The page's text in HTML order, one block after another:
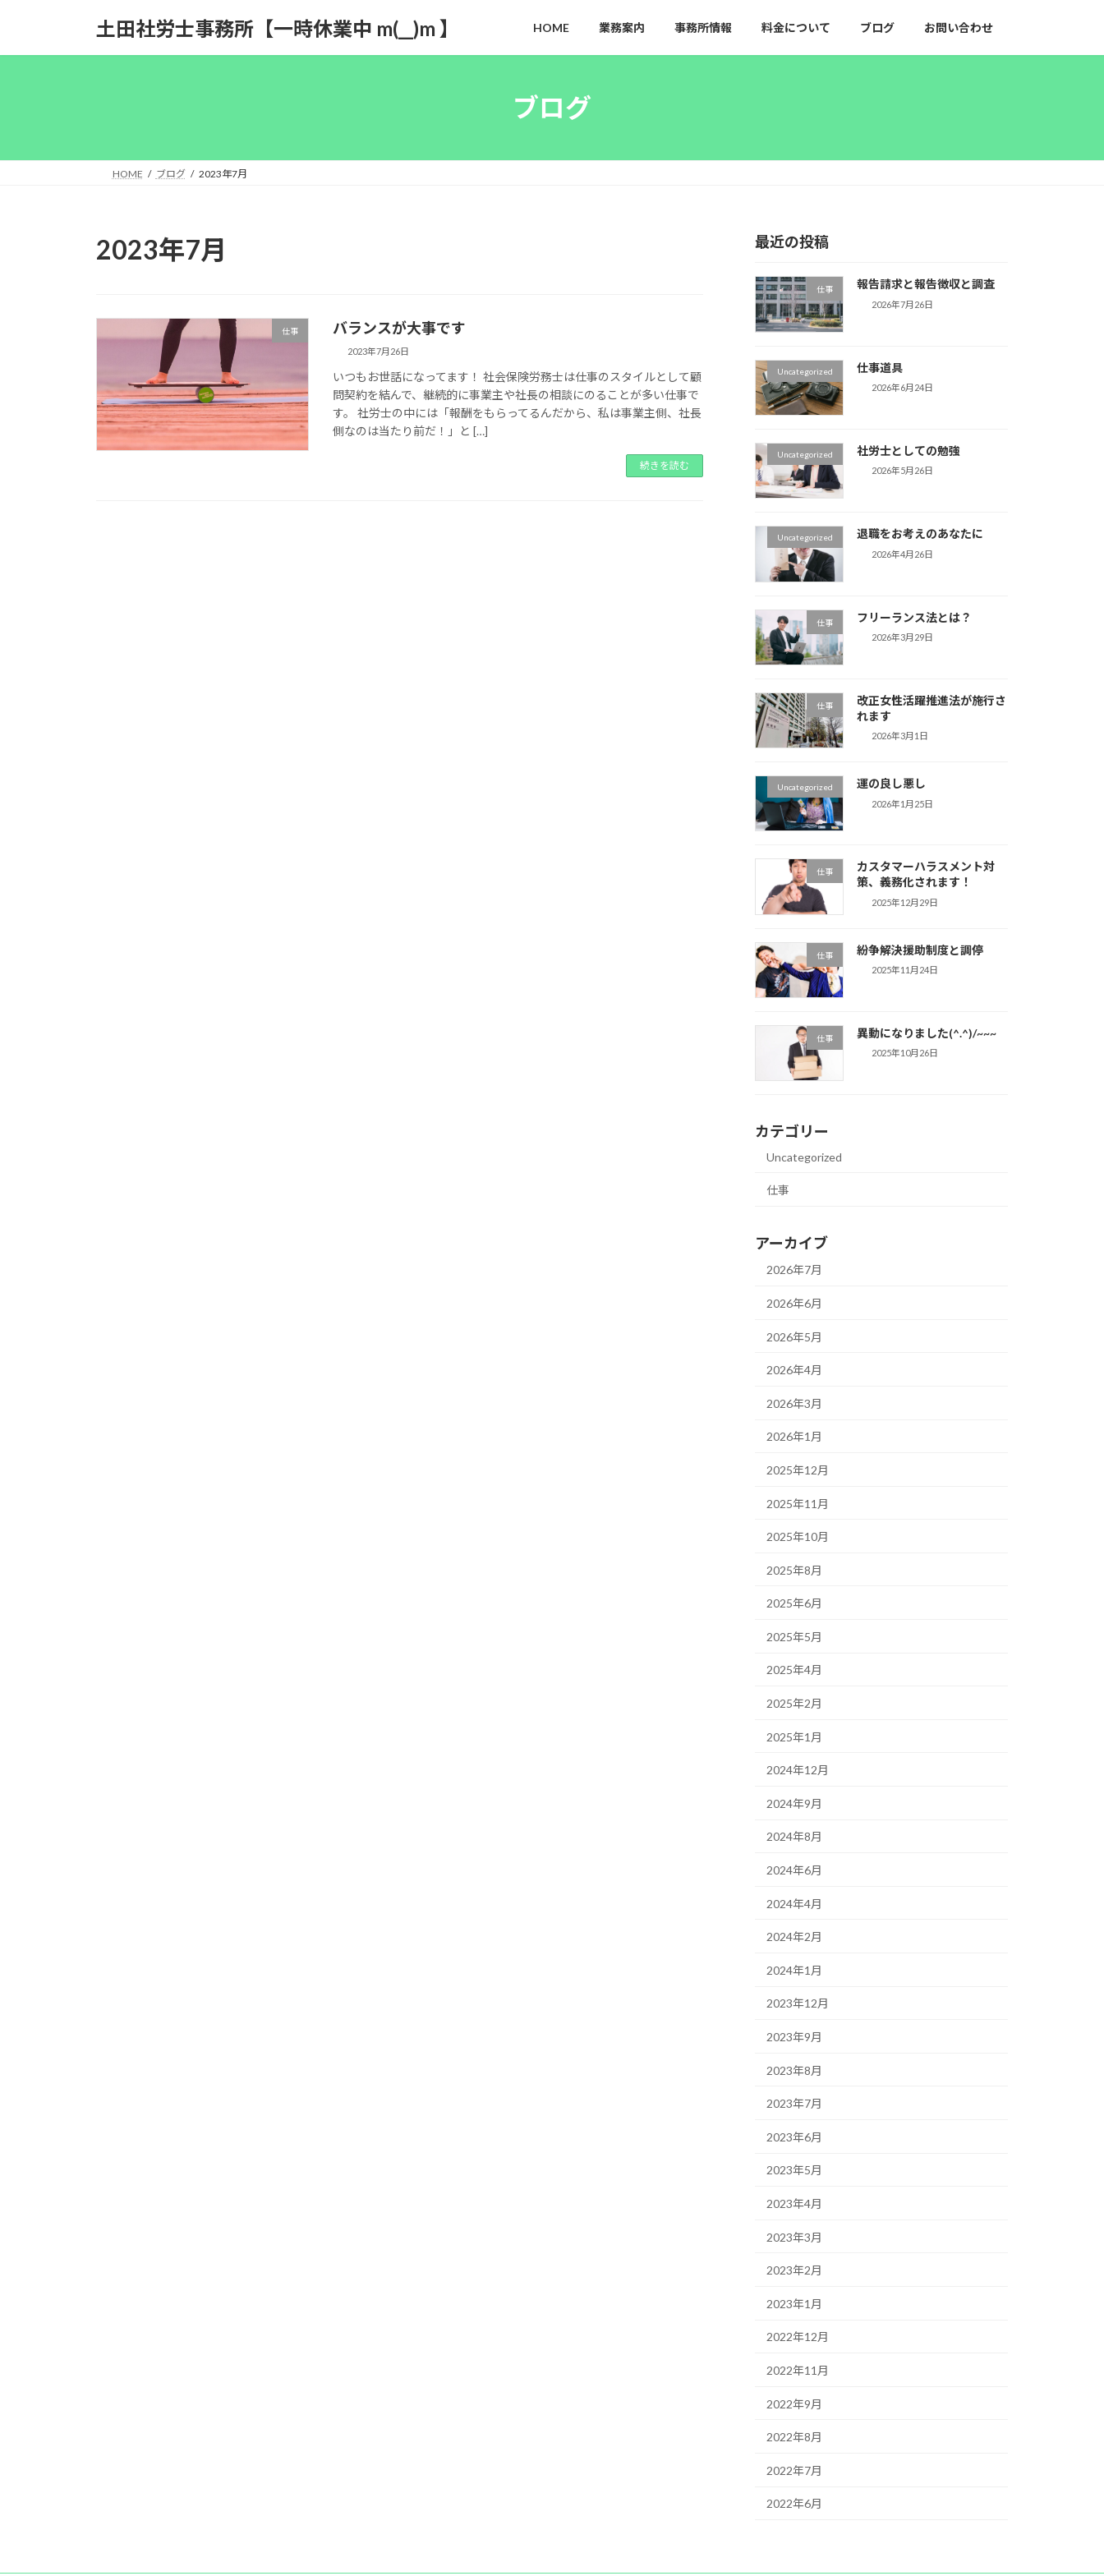
土田社労士事務所【一時休業中 m(__)m 】 HOME 業務案内 事務所情報 料金について ブログ お問い合わせ
ブログ
HOME ブログ 2023年7月
2023年7月
仕事 バランスが大事です
2023年7月26日
いつもお世話になってます！ 社会保険労務士は仕事のスタイルとして顧
問契約を結んで、継続的に事業主や社長の相談にのることが多い仕事で
す。 社労士の中には「報酬をもらってるんだから、私は事業主側、社長
側なのは当たり前だ！」と […]
続きを読む
最近の投稿
仕事 報告請求と報告徴収と調査
2026年7月26日
Uncategorized 仕事道具
2026年6月24日
Uncategorized 社労士としての勉強
2026年5月26日
Uncategorized 退職をお考えのあなたに
2026年4月26日
仕事 フリーランス法とは？
2026年3月29日
仕事
改正女性活躍推進法が施行さ
れます
2026年3月1日
Uncategorized 運の良し悪し
2026年1月25日
仕事
カスタマーハラスメント対
策、義務化されます！
2025年12月29日
仕事 紛争解決援助制度と調停
2025年11月24日
仕事 異動になりました(^.^)/~~~
2025年10月26日
カテゴリー
Uncategorized
仕事
アーカイブ
2026年7月
2026年6月
2026年5月
2026年4月
2026年3月
2026年1月
2025年12月
2025年11月
2025年10月
2025年8月
2025年6月
2025年5月
2025年4月
2025年2月
2025年1月
2024年12月
2024年9月
2024年8月
2024年6月
2024年4月
2024年2月
2024年1月
2023年12月
2023年9月
2023年8月
2023年7月
2023年6月
2023年5月
2023年4月
2023年3月
2023年2月
2023年1月
2022年12月
2022年11月
2022年9月
2022年8月
2022年7月
2022年6月